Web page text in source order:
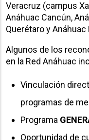
Veracruz (campus
Anáhuac Cancún,
Querétaro y Anáhuac
Algunos de los
en la Red Anáhuac
Vinculación
programas de
Programa
Oportunidad de